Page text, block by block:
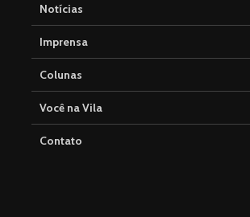
Notícias
Imprensa
Colunas
Você na Vila
Contato